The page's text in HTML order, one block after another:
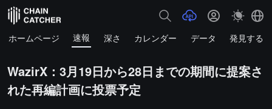
ホームページ 速報 深さ カレンダー データ 発見する
WazirX：3月19日から28日までの期間に提案さ
れた再編計画に投票予定